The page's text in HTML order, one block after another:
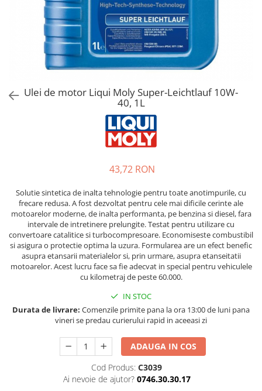
Bord | Plastice Interioare
Parfumuri | Odorizante
CEARA | SEALANT | TRATAMENTE
HIDROFOBE
PROTECTIE | COATING CERAMIC
LAVETE | PROSOAPE
ACCESORII | ECHIPAMENTE |
Ulei de motor Liqui Moly Super-Leichtlauf 10W-
40, 1L
43,72 RON
Solutie sintetica de inalta tehnologie pentru toate anotimpurile, cu
frecare redusa. A fost dezvoltat pentru cele mai dificile cerinte ale
motoarelor moderne, de inalta performanta, pe benzina si diesel, fara
intervale de intretinere prelungite. Testat pentru utilizare cu
convertoare catalitice si turbocompresoare. Economiseste combustibil
si asigura o protectie optima la uzura. Formularea are un efect benefic
asupra etansarii materialelor si, prin urmare, asupra etanseitatii
motoarelor. Acest lucru face sa fie adecvat in special pentru vehiculele
cu kilometraj de peste 60.000.
IN STOC
Durata de livrare: Comenzile primite pana la ora 13:00 de luni pana
vineri se predau curierului rapid in aceeasi zi
ADAUGA IN COS
Cod Produs: C3039
Ai nevoie de ajutor? 0746.30.30.17